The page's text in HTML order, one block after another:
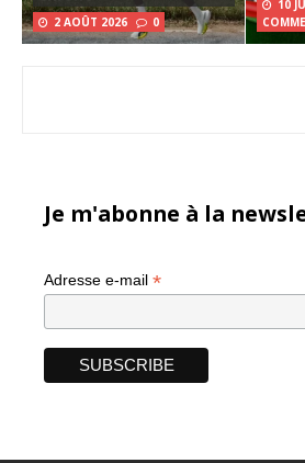
2 AOÛT 2026 0
10
Je m'abonne à la
Adresse e-mail *